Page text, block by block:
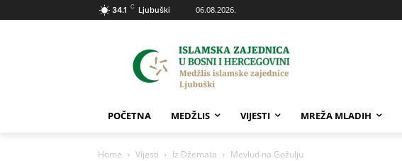
34.1 C Ljubuški 06.08.2026.
POČETNA MEDŽLIS VIJESTI MREŽA MLADIH
Home Vijesti Iz Džemata Mevlud na Gožulju